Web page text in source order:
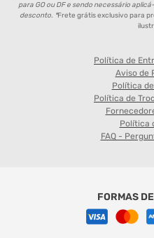
para GO ou DF e sendo necessário
desconto. *Frete grátis exclusivo para
Política de
Aviso de
Política
Política de
Política
FAQ -
FORMAS